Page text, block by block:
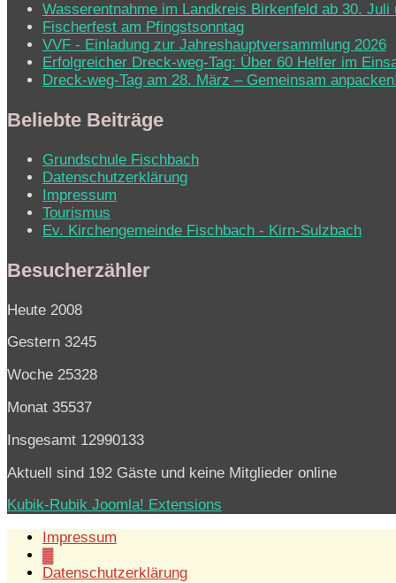
Wasserentnahme im Landkreis Birkenfeld ab 30. Juli
Fischerfest am Pfingstsonntag
VVF - Einladung zur Jahreshauptversammlung 2026
Erfolgreicher Dreck-weg-Tag: Über 60 Helfer im
Dreck-weg-Tag am 28. März – Gemeinsam
Beliebte Beiträge
Grundschule Fischbach
Datenschutzerklärung
Impressum
Tourismus
Ev. Kirchen­ge­mein­de Fisch­bach - Kirn-Sulz­bach
Besucherzähler
Heute 2008
Gestern 3245
Woche 25328
Monat 35537
Insgesamt 12990133
Aktuell sind 192 Gäste und keine Mitglieder online
Kubik-Rubik Joomla! Extensions
Impressum
▓
Datenschutzerklärung